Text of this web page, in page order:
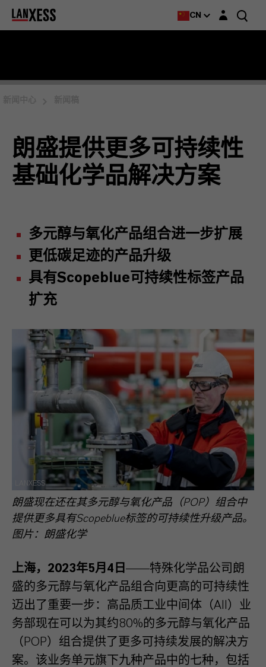
CN Login layer
朗盛提供更多可持续性
基础化学品解决方案
多元醇与氧化产品组合进一步扩展
更低碳足迹的产品升级
具有Scopeblue 可持续性标签产品
扩充
LANXESS
朗盛现在还在其多元醇与氧化产品（POP）组合中
提供更多具有Scopeblue标签的可持续性升级产品。
图片：朗盛化学
上海，2023年5月4日 ——特殊化学品公司朗
盛的多元醇与氧化产品组合向更高的可持续性
迈出了重要一步：高品质工业中间体（AII）业
务部现在可以为其约80%的多元醇与氧化产品
（POP）组合提供了更多可持续发展的解决方
案。该业务单元旗下九种产品中的七种，包括